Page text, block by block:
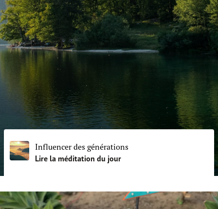
Abonnez-vous
Version papier Application Courriel
FAIRE UN DON
Influencer des générations
Lire la méditation du jour